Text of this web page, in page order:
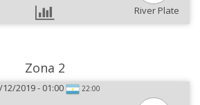
River Plate
Zona 2
12/2019 - 01:00 22:00